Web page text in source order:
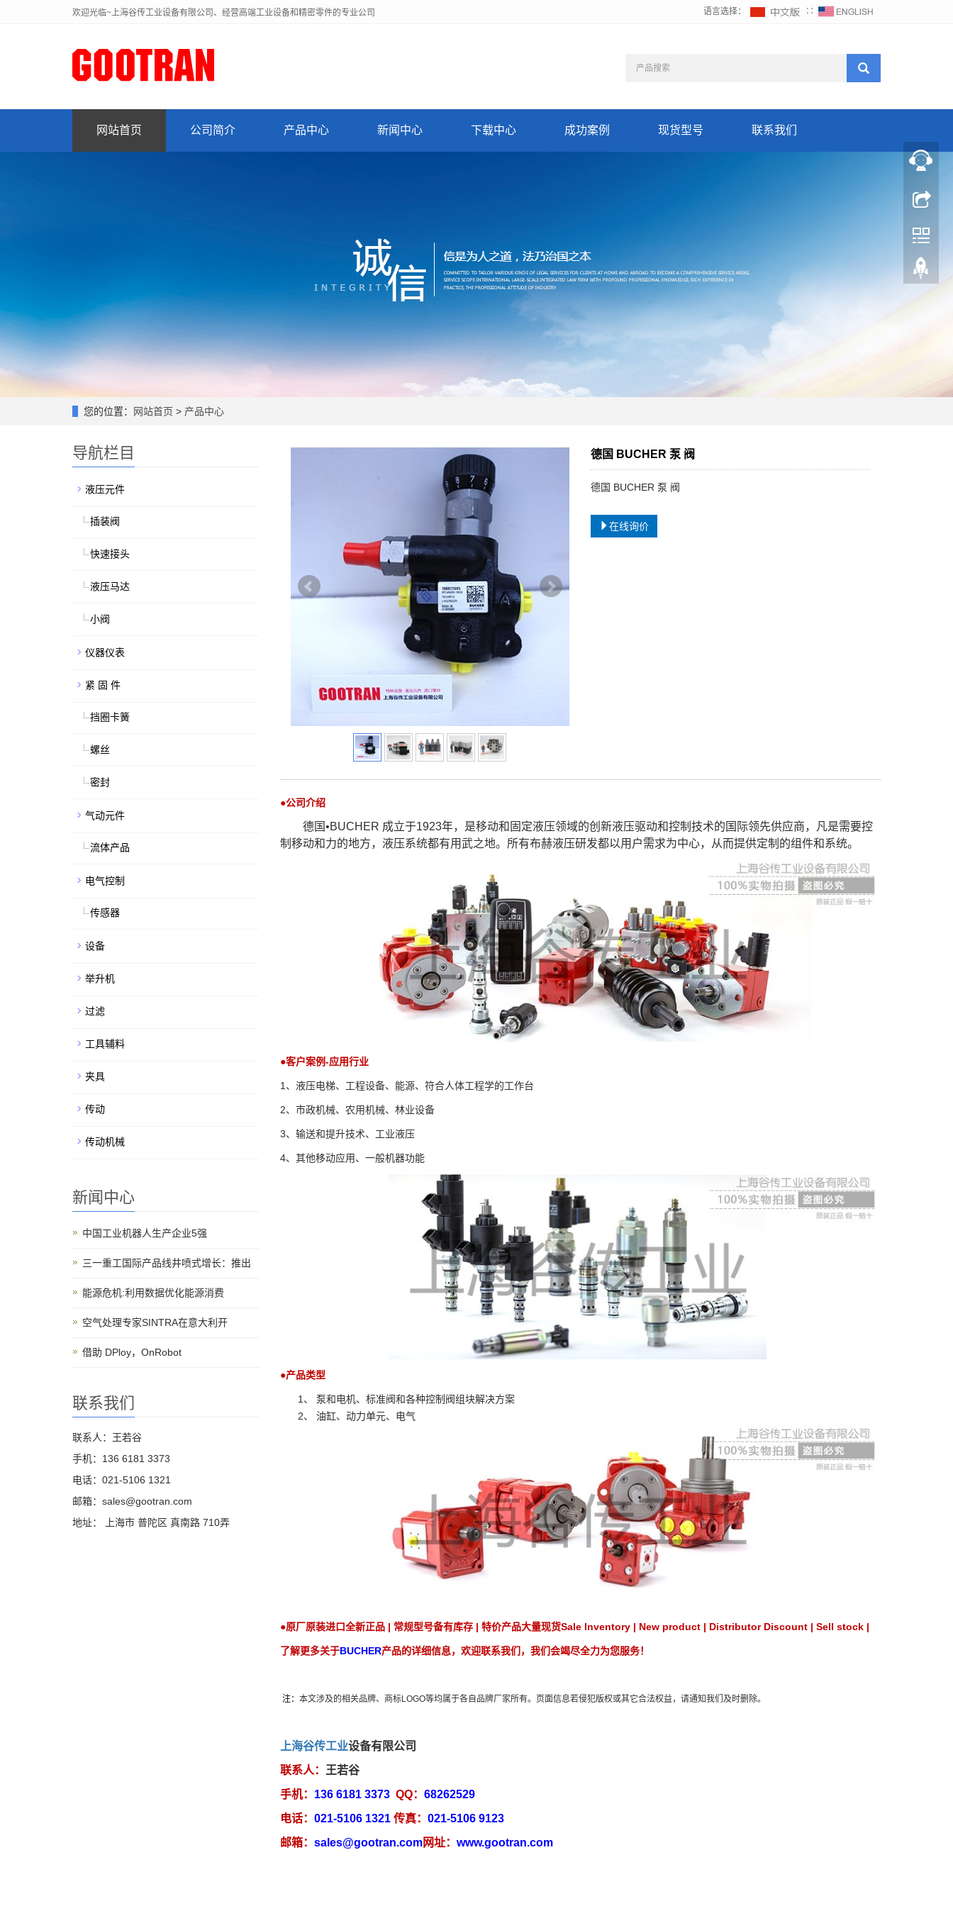
欢迎光临~上海谷传工业设备有限公司、经营高端工业设备和精密零件的专业公司 语言选择： ∷
网站首页 公司简介 产品中心 新闻中心 下载中心 成功案例 现货型号 联系我们
您的位置： 网站首页 > 产品中心
德国 BUCHER 泵 阀
德国 BUCHER 泵 阀
在线询价
●公司介绍
德国•BUCHER 成立于1923年，是移动和固定液压领域的创新液压驱动和控制技术的国际领先供应商，凡是需要控
制移动和力的地方，液压系统都有用武之地。所有布赫液压研发都以用户需求为中心，从而提供定制的组件和系统。
●客户案例-应用行业
1 、 液压电梯、工程设备、能源、符合人体工程学的工作台
2、市政机械、农用机械、林业设备
3、输送和提升技术、工业液压
4、其他移动应用、一般机器功能
●产品类型
1、 泵和电机、标准阀和各种控制阀组块解决方案
2、 油缸、动力单元、电气
●原厂原装进口全新正品 | 常规型号备有库存 | 特价产品大量现货Sale Inventory | New product | Distributor Discount | Sell stock |
了解更多关于BUCHER产品的详细信息，欢迎联系我们，我们会竭尽全力为您服务！
注： 本文涉及的相关品牌、商标LOGO等均属于各自品牌厂家所有。页面信息若侵犯版权或其它合法权益，请通知我们及时删除。
上海谷传工业设备有限公司
联系人：
王若谷
手机： 136 6181 3373 QQ： 68262529
电话： 021-5106 1321 传真： 021-5106 9123
邮箱： sales@gootran.com网址： www.gootran.com
导航栏目
液压元件
插装阀
快速接头
液压马达
小阀
仪器仪表
紧 固 件
挡圈卡簧
螺丝
密封
气动元件
流体产品
电气控制
传感器
设备
举升机
过滤
工具辅料
夹具
传动
传动机械
新闻中心
中国工业机器人生产企业5强
三一重工国际产品线井喷式增长：推出
能源危机:利用数据优化能源消费
空气处理专家SINTRA在意大利开
借助 DPloy，OnRobot
联系我们
联系人：王若谷
手机：136 6181 3373
电话：021-5106 1321
邮箱：sales@gootran.com
地址： 上海市 普陀区 真南路 710弄